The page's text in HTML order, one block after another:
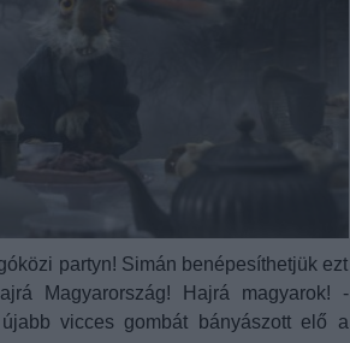
partyn! Simán benépesíthetjük ezt
Magyarország! Hajrá magyarok! -
vicces gombát bányászott elő a